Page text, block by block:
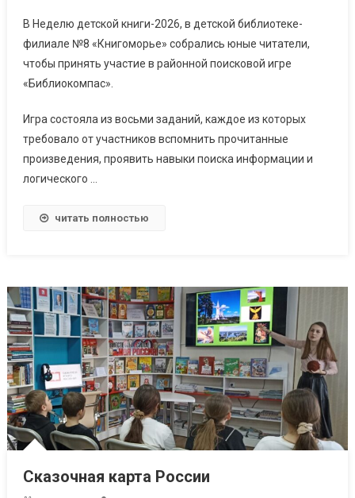
В Неделю детской книги-2026, в детской библиотеке-
филиале №8 «Книгоморье» собрались юные читатели,
чтобы принять участие в районной поисковой игре
«Библиокомпас».
Игра состояла из восьми заданий, каждое из которых
требовало от участников вспомнить прочитанные
произведения, проявить навыки поиска информации и
логического …
читать полностью
Сказочная карта России